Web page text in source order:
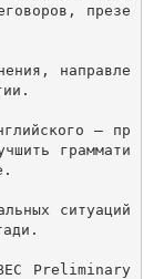
презе
направле
– пр
граммати
ситуаций
Preliminary